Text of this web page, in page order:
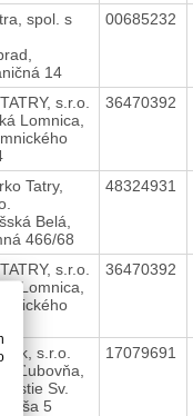
spol. s
14
00685232
s.r.o.
Lomnica,
36470392
Tatry,
Belá,
466/68
48324931
s.r.o.
Lomnica,
36470392
s.r.o.
Ľubovňa,
Sv.
5
17079691